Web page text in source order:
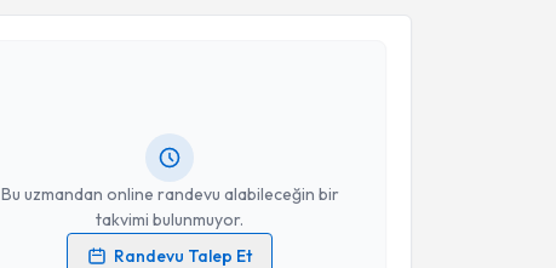
Bu uzmandan online randevu alabileceğin bir
takvimi bulunmuyor.
Randevu Talep Et